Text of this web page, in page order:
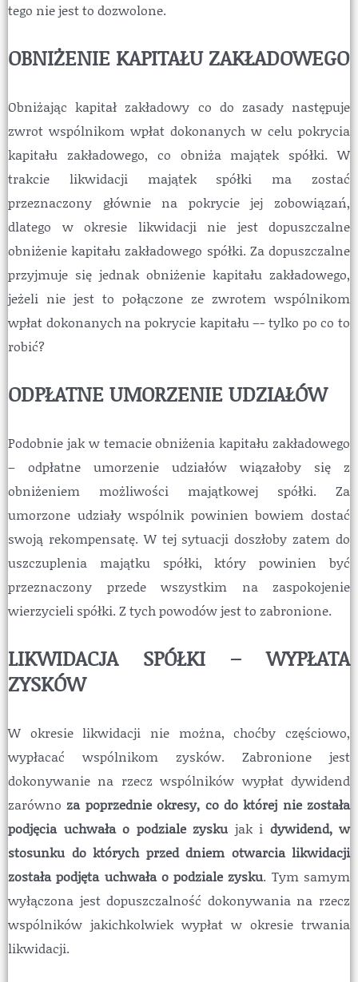
tego nie jest to dozwolone.
OBNIŻENIE KAPITAŁU ZAKŁADOWEGO
Obniżając kapitał zakładowy co do zasady następuje
zwrot wspólnikom wpłat dokonanych w celu pokrycia
kapitału zakładowego, co obniża majątek spółki. W
trakcie likwidacji majątek spółki ma zostać
przeznaczony głównie na pokrycie jej zobowiązań,
dlatego w okresie likwidacji nie jest dopuszczalne
obniżenie kapitału zakładowego spółki. Za dopuszczalne
przyjmuje się jednak obniżenie kapitału zakładowego,
jeżeli nie jest to połączone ze zwrotem wspólnikom
wpłat dokonanych na pokrycie kapitału –- tylko po co to
robić?
ODPŁATNE UMORZENIE UDZIAŁÓW
Podobnie jak w temacie obniżenia kapitału zakładowego
– odpłatne umorzenie udziałów wiązałoby się z
obniżeniem możliwości majątkowej spółki. Za
umorzone udziały wspólnik powinien bowiem dostać
swoją rekompensatę. W tej sytuacji doszłoby zatem do
uszczuplenia majątku spółki, który powinien być
przeznaczony przede wszystkim na zaspokojenie
wierzycieli spółki. Z tych powodów jest to zabronione.
LIKWIDACJA SPÓŁKI – WYPŁATA
ZYSKÓW
W okresie likwidacji nie można, choćby częściowo,
wypłacać wspólnikom zysków. Zabronione jest
dokonywanie na rzecz wspólników wypłat dywidend
zarówno za poprzednie okresy, co do której nie została
podjęcia uchwała o podziale zysku jak i dywidend, w
stosunku do których przed dniem otwarcia likwidacji
została podjęta uchwała o podziale zysku. Tym samym
wyłączona jest dopuszczalność dokonywania na rzecz
wspólników jakichkolwiek wypłat w okresie trwania
likwidacji.